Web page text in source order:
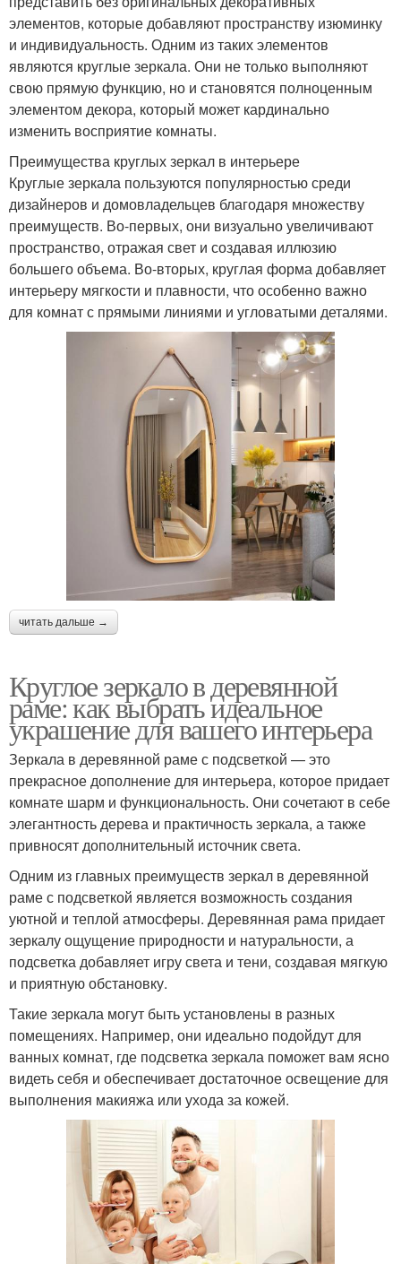
элементов, которые добавляют пространству изюминку
и индивидуальность. Одним из таких элементов
являются круглые зеркала. Они не только выполняют
свою прямую функцию, но и становятся полноценным
элементом декора, который может кардинально
изменить восприятие комнаты.
Преимущества круглых зеркал в интерьере
Круглые зеркала пользуются популярностью среди
дизайнеров и домовладельцев благодаря множеству
преимуществ. Во-первых, они визуально увеличивают
пространство, отражая свет и создавая иллюзию
большего объема. Во-вторых, круглая форма добавляет
интерьеру мягкости и плавности, что особенно важно
для комнат с прямыми линиями и угловатыми деталями.
читать дальше →
Круглое зеркало в деревянной
раме: как выбрать идеальное
украшение для вашего интерьера
Зеркала в деревянной раме с подсветкой — это
прекрасное дополнение для интерьера, которое придает
комнате шарм и функциональность. Они сочетают в себе
элегантность дерева и практичность зеркала, а также
привносят дополнительный источник света.
Одним из главных преимуществ зеркал в деревянной
раме с подсветкой является возможность создания
уютной и теплой атмосферы. Деревянная рама придает
зеркалу ощущение природности и натуральности, а
подсветка добавляет игру света и тени, создавая мягкую
и приятную обстановку.
Такие зеркала могут быть установлены в разных
помещениях. Например, они идеально подойдут для
ванных комнат, где подсветка зеркала поможет вам ясно
видеть себя и обеспечивает достаточное освещение для
выполнения макияжа или ухода за кожей.